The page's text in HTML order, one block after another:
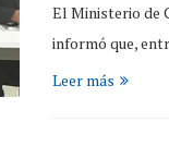
El Ministerio de
informó que,
Leer más